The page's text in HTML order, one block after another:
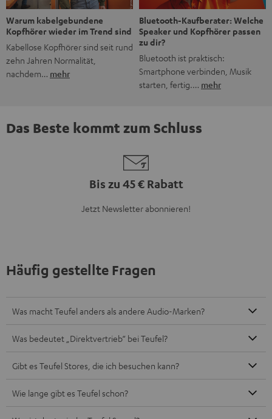
Warum kabelgebundene
Kopfhörer wieder im Trend sind
Kabellose Kopfhörer sind seit rund
zehn Jahren Normalität,
nachdem… mehr
Bluetooth-Kaufberater: Welche
Speaker und Kopfhörer passen
zu dir?
Bluetooth ist praktisch:
Smartphone verbinden, Musik
starten, fertig.… mehr
Das Beste kommt zum Schluss
Bis zu 45 € Rabatt
Jetzt Newsletter abonnieren!
Häufig gestellte Fragen
Was macht Teufel anders als andere Audio-Marken?
Was bedeutet „Direktvertrieb“ bei Teufel?
Gibt es Teufel Stores, die ich besuchen kann?
Wie lange gibt es Teufel schon?